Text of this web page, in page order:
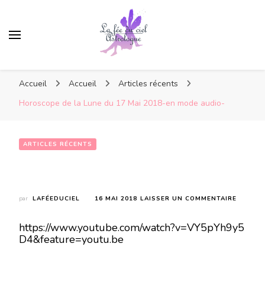
Accueil Accueil
Articles récents
Horoscope de la Lune du 17 Mai 2018-en mode audio-
ARTICLES RÉCENTS
par LAFÉEDUCIEL 16 MAI 2018 LAISSER UN COMMENTAIRE
LA
https://www.youtube.com/watch?v=VY5pYh9y5
D4&feature=youtu.be